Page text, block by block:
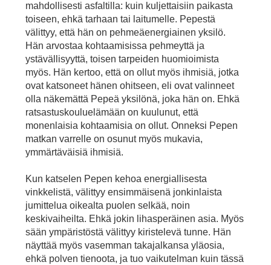
mahdollisesti asfaltilla: kuin kuljettaisiin paikasta
toiseen, ehkä tarhaan tai laitumelle. Pepestä
välittyy, että hän on pehmeäenergiainen yksilö.
Hän arvostaa kohtaamisissa pehmeyttä ja
ystävällisyyttä, toisen tarpeiden huomioimista
myös. Hän kertoo, että on ollut myös ihmisiä, jotka
ovat katsoneet hänen ohitseen, eli ovat valinneet
olla näkemättä Pepeä yksilönä, joka hän on. Ehkä
ratsastuskouluelämään on kuulunut, että
monenlaisia kohtaamisia on ollut. Onneksi Pepen
matkan varrelle on osunut myös mukavia,
ymmärtäväisiä ihmisiä.
Kun katselen Pepen kehoa energiallisesta
vinkkelistä, välittyy ensimmäisenä jonkinlaista
jumittelua oikealta puolen selkää, noin
keskivaiheilta. Ehkä jokin lihasperäinen asia. Myös
sään ympäristöstä välittyy kiristelevä tunne. Hän
näyttää myös vasemman takajalkansa yläosia,
ehkä polven tienoota, ja tuo vaikutelman kuin tässä